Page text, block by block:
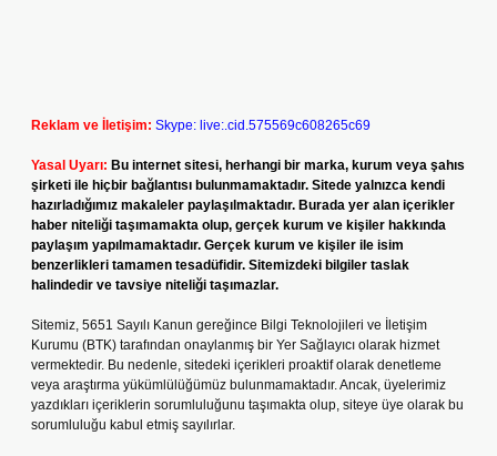
Reklam ve İletişim: Skype: live:.cid.575569c608265c69
Yasal Uyarı: Bu internet sitesi, herhangi bir marka, kurum veya şahıs
şirketi ile hiçbir bağlantısı bulunmamaktadır. Sitede yalnızca kendi
hazırladığımız makaleler paylaşılmaktadır. Burada yer alan içerikler
haber niteliği taşımamakta olup, gerçek kurum ve kişiler hakkında
paylaşım yapılmamaktadır. Gerçek kurum ve kişiler ile isim
benzerlikleri tamamen tesadüfidir. Sitemizdeki bilgiler taslak
halindedir ve tavsiye niteliği taşımazlar.
Sitemiz, 5651 Sayılı Kanun gereğince Bilgi Teknolojileri ve İletişim
Kurumu (BTK) tarafından onaylanmış bir Yer Sağlayıcı olarak hizmet
vermektedir. Bu nedenle, sitedeki içerikleri proaktif olarak denetleme
veya araştırma yükümlülüğümüz bulunmamaktadır. Ancak, üyelerimiz
yazdıkları içeriklerin sorumluluğunu taşımakta olup, siteye üye olarak bu
sorumluluğu kabul etmiş sayılırlar.